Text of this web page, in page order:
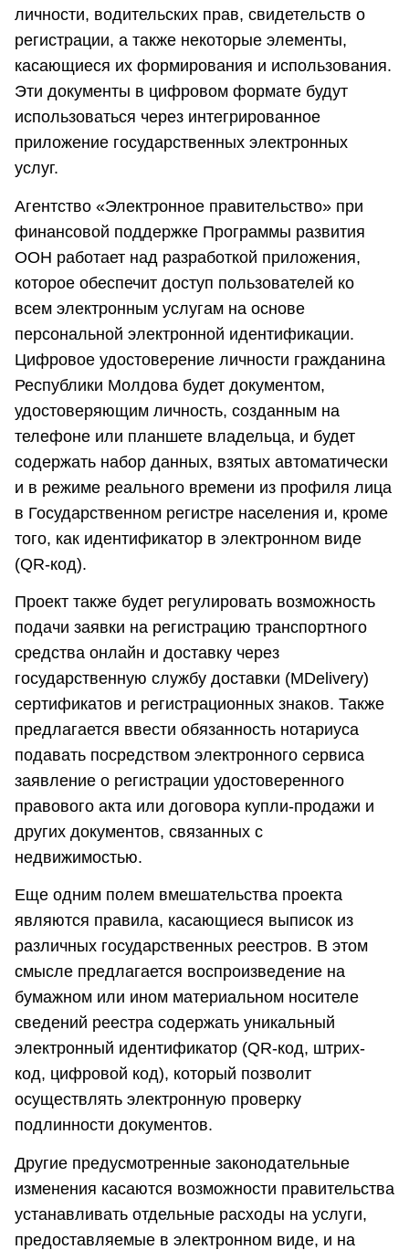
личности, водительских прав, свидетельств о
регистрации, а также некоторые элементы,
касающиеся их формирования и использования.
Эти документы в цифровом формате будут
использоваться через интегрированное
приложение государственных электронных
услуг.
Агентство «Электронное правительство» при
финансовой поддержке Программы развития
ООН работает над разработкой приложения,
которое обеспечит доступ пользователей ко
всем электронным услугам на основе
персональной электронной идентификации.
Цифровое удостоверение личности гражданина
Республики Молдова будет документом,
удостоверяющим личность, созданным на
телефоне или планшете владельца, и будет
содержать набор данных, взятых автоматически
и в режиме реального времени из профиля лица
в Государственном регистре населения и, кроме
того, как идентификатор в электронном виде
(QR-код).
Проект также будет регулировать возможность
подачи заявки на регистрацию транспортного
средства онлайн и доставку через
государственную службу доставки (MDelivery)
сертификатов и регистрационных знаков. Также
предлагается ввести обязанность нотариуса
подавать посредством электронного сервиса
заявление о регистрации удостоверенного
правового акта или договора купли-продажи и
других документов, связанных с
недвижимостью.
Еще одним полем вмешательства проекта
являются правила, касающиеся выписок из
различных государственных реестров. В этом
смысле предлагается воспроизведение на
бумажном или ином материальном носителе
сведений реестра содержать уникальный
электронный идентификатор (QR-код, штрих-
код, цифровой код), который позволит
осуществлять электронную проверку
подлинности документов.
Другие предусмотренные законодательные
изменения касаются возможности правительства
устанавливать отдельные расходы на услуги,
предоставляемые в электронном виде, и на